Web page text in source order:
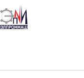
Перейти
к
сути